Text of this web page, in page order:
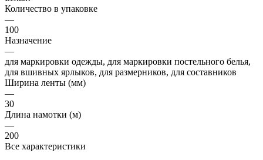
Количество в упаковке
—
100
Назначение
—
для маркировки одежды, для маркировки постельного белья,
для вшивных ярлыков, для размерников, для составников
Ширина ленты (мм)
—
30
Длина намотки (м)
—
200
Все характеристики